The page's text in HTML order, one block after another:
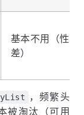
基本不用（性能
差）
，频繁头
被淘汰（可用